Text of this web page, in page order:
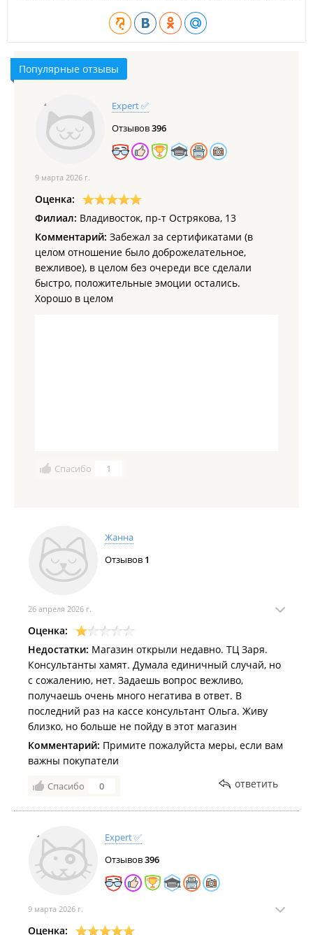
Популярные отзывы
Expert ✅
Отзывов396
9 марта 2026 г.
Оценка:
Филиал: Владивосток, пр-т Острякова, 13
Комментарий: Забежал за сертификатами (в
целом отношение было доброжелательное,
вежливое), в целом без очереди все сделали
быстро, положительные эмоции остались.
Хорошо в целом
Спасибо 1
Жанна
Отзывов 1
26 апреля 2026 г.
Оценка:
Недостатки: Магазин открыли недавно. ТЦ Заря.
Консультанты хамят. Думала единичный случай, но
с сожалению, нет. Задаешь вопрос вежливо,
получаешь очень много негатива в ответ. В
последний раз на кассе консультант Ольга. Живу
близко, но больше не пойду в этот магазин
Комментарий: Примите пожалуйста меры, если вам
важны покупатели
Спасибо 0 ответить
Expert ✅
Отзывов396
9 марта 2026 г.
Оценка: